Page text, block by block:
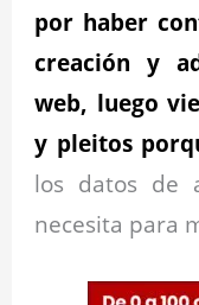
por haber
creación y
web, luego
y pleitos
los datos de
necesita para